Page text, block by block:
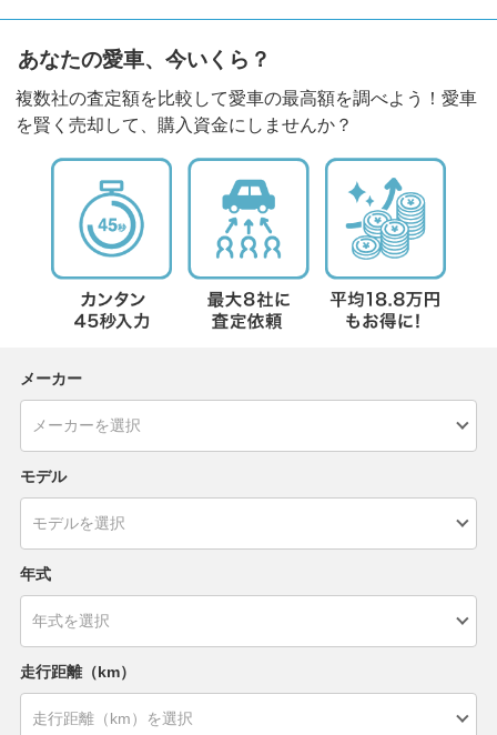
あなたの愛車、今いくら？
複数社の査定額を比較して愛車の最高額を調べよう！愛車
を賢く売却して、購入資金にしませんか？
メーカー
モデル
年式
走行距離（km）